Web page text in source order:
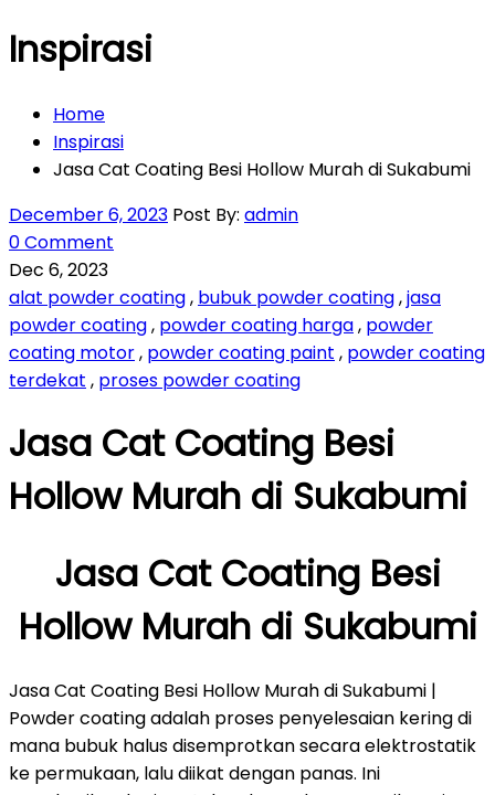
Inspirasi
Home
Inspirasi
Jasa Cat Coating Besi Hollow Murah di Sukabumi
December 6, 2023 Post By: admin
0 Comment
Dec 6, 2023
alat powder coating, bubuk powder coating,jasa
powder coating, powder coating harga, powder
coating motor, powder coating paint , powder coating
terdekat , proses powder coating
Jasa Cat Coating Besi
Hollow Murah di Sukabumi
Jasa Cat Coating Besi
Hollow Murah di Sukabumi
Jasa Cat Coating Besi Hollow Murah di Sukabumi |
Powder coating adalah proses penyelesaian kering di
mana bubuk halus disemprotkan secara elektrostatik
ke permukaan, lalu diikat dengan panas. Ini